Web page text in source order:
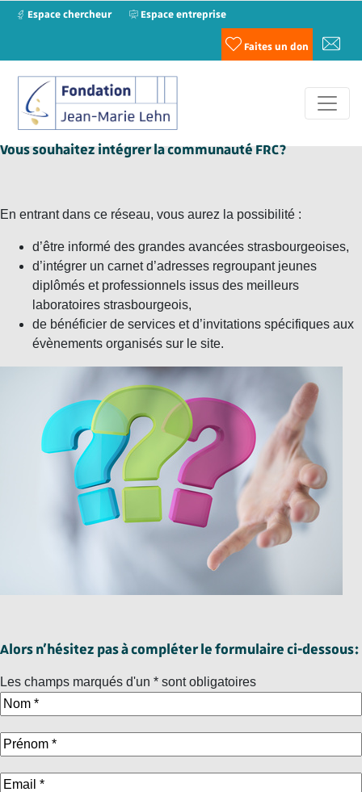
Espace chercheur Espace entreprise
Faites un don
Vous souhaitez intégrer la communauté FRC ?
En entrant dans ce réseau, vous aurez la possibilité :
d’être informé des grandes avancées strasbourgeoises,
d’intégrer un carnet d’adresses regroupant jeunes
diplômés et professionnels issus des meilleurs
laboratoires strasbourgeois,
de bénéficier de services et d’invitations spécifiques aux
évènements organisés sur le site.
Alors n’hésitez pas à compléter le formulaire ci-dessous :
Les champs marqués d'un * sont obligatoires